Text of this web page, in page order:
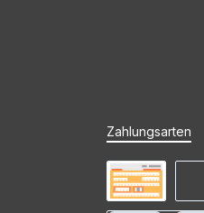
Zahlungsarten
Vorkasse